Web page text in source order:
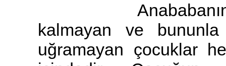
Anababanın
kalmayan ve bununla
uğramayan çocuklar